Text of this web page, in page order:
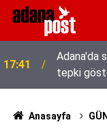
17:41
Adana'da
tepki
Anasayfa